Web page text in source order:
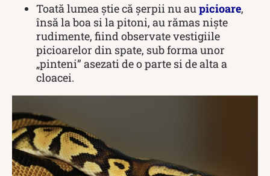
Toată lumea știe că șerpii nu au picioare,
însă la boa si la pitoni, au rămas niște
rudimente, fiind observate vestigiile
picioarelor din spate, sub forma unor
„pinteni” asezati de o parte si de alta a
cloacei.